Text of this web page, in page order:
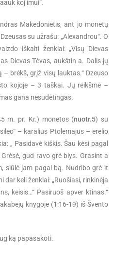
koj imui“.
Makedonietis, ant jo monetų
su užrašu: „Alexandrou“. O
iškalti ženklai: „Visų Dievas
Dievas Tėvas, aukštin a. Dalis jų
brėkš, grįž visų lauktas.“ Dzeuso
kojoje – 3 taškai. Jų reikšmė –
gana nesudėtingas.
m. pr. Kr.) monetos (nuotr.5) su
– karalius Ptolemajus – erelio
„ Pasidavė kiškis. Šau kėsi pagal
gud ravo grė blys. Grasint a
siūlė jam pagal bą. Nudribo grė it
dar keli ženklai: „Ruošiasi, rinkinėja
keisis…“ Pasiruoš apver ktinas.“
knygoje (1:16-19) iš Švento
ką papasakoti.